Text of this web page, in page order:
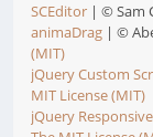
SCEditor | © Sam
animaDrag | ©
(MIT)
jQuery Custom
MIT License (MIT)
jQuery